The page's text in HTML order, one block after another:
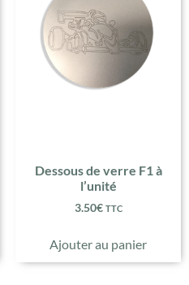
Dessous de verre F1 à
l’unité
3.50€ TTC
Ajouter au panier